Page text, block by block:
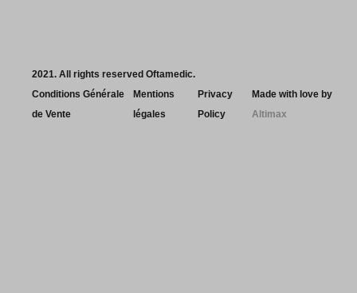
2021. All rights reserved Oftamedic.
Conditions Générale
de Vente
Mentions
légales
Privacy
Policy
Made with love by
Altimax